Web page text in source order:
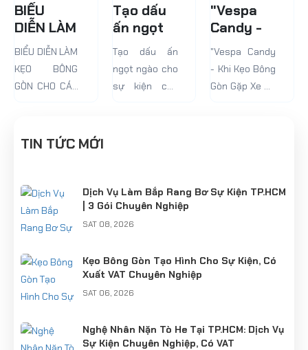
BIỂU
DIỄN LÀM
KẸO
BÔNG
GÒN CHO
BIỂU DIỄN LÀM
KẸO BÔNG
GÒN CHO CÁC
Tạo dấu
ấn ngọt
ngào cho
sự kiện
của bạn
với Kẹo
Tạo dấu ấn
ngọt ngào cho
sự kiện của
"Vespa
Candy -
Khi Kẹo
Bông Gòn
Gặp Xe
Cổ Điển!"
"Vespa Candy
- Khi Kẹo Bông
Gòn Gặp Xe Cổ
TIN TỨC MỚI
Dịch Vụ Làm Bắp Rang Bơ Sự Kiện TP.HCM
| 3 Gói Chuyên Nghiệp
SAT 08, 2026
Kẹo Bông Gòn Tạo Hình Cho Sự Kiện, Có
Xuất VAT Chuyên Nghiệp
SAT 06, 2026
Nghệ Nhân Nặn Tò He Tại TP.HCM: Dịch Vụ
Sự Kiện Chuyên Nghiệp, Có VAT